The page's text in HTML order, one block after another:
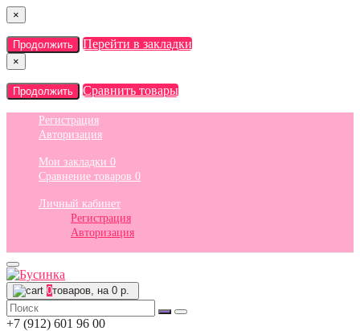
×
Продолжить Перейти в закладки
×
Продолжить Сравнить товары
Регистрация
Авторизация
Мои закладки 0
Сравнение товаров 0
Личный кабинет
Регистрация
Авторизация
0товаров, на 0 р.
+7 (912) 601 96 00